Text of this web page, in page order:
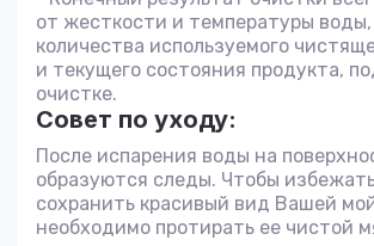
от жесткости и температуры воды,
количества используемого
и текущего состояния продукта,
очистке.
Совет по уходу:
После испарения воды на
образуются следы. Чтобы
сохранить красивый вид Вашей
необходимо протирать ее чистой